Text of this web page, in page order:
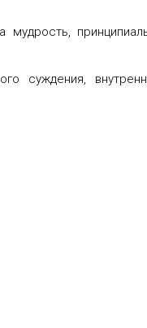
мудрость,
суждения,